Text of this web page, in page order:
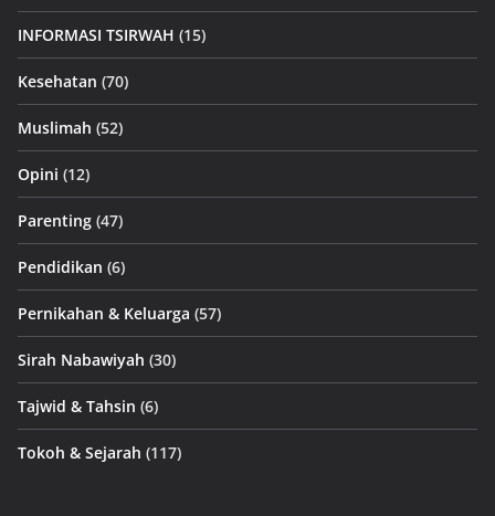
INFORMASI TSIRWAH (15)
Kesehatan (70)
Muslimah (52)
Opini (12)
Parenting (47)
Pendidikan (6)
Pernikahan & Keluarga (57)
Sirah Nabawiyah (30)
Tajwid & Tahsin (6)
Tokoh & Sejarah (117)